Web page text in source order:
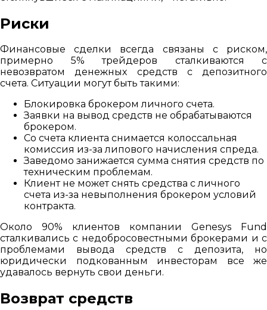
Риски
Финансовые сделки всегда связаны с риском,
примерно 5% трейдеров сталкиваются с
невозвратом денежных средств с депозитного
счета. Ситуации могут быть такими:
Блокировка брокером личного счета.
Заявки на вывод средств не обрабатываются
брокером.
Со счета клиента снимается колоссальная
комиссия из-за липового начисления спреда.
Заведомо занижается сумма снятия средств по
техническим проблемам.
Клиент не может снять средства с личного
счета из-за невыполнения брокером условий
контракта.
Около 90% клиентов компании Genesys Fund
сталкивались с недобросовестными брокерами и с
проблемами вывода средств с депозита, но
юридически подкованным инвесторам все же
удавалось вернуть свои деньги.
Возврат средств